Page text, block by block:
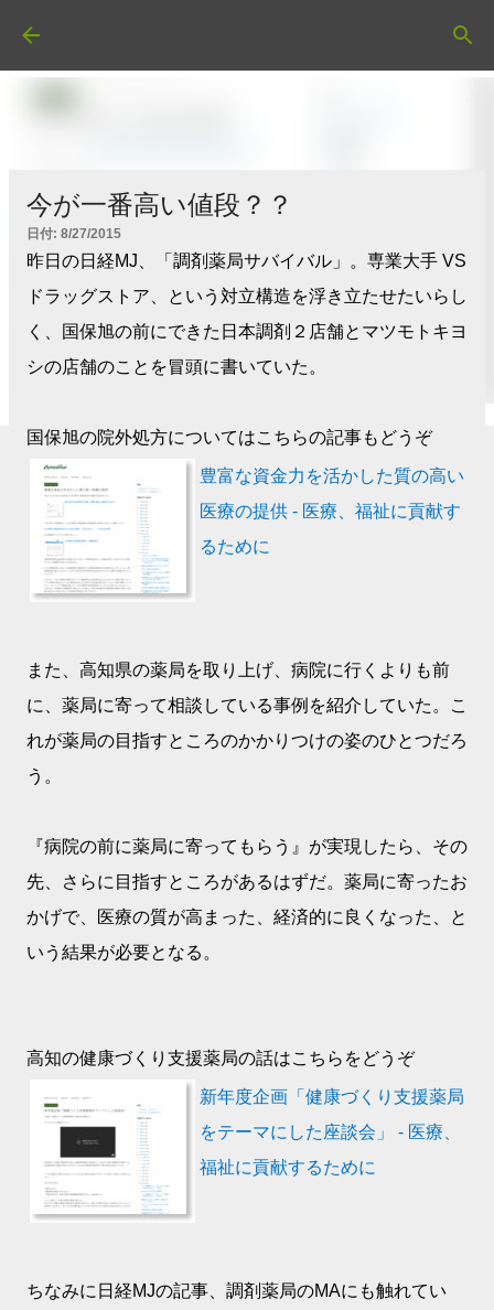
今が一番高い値段？？
日付: 8/27/2015
昨日の日経MJ、「調剤薬局サバイバル」。専業大手 VS
ドラッグストア、という対立構造を浮き立たせたいらし
く、国保旭の前にできた日本調剤２店舗とマツモトキヨ
シの店舗のことを冒頭に書いていた。
国保旭の院外処方についてはこちらの記事もどうぞ
豊富な資金力を活かした質の高い
医療の提供 - 医療、福祉に貢献す
るために
また、高知県の薬局を取り上げ、病院に行くよりも前
に、薬局に寄って相談している事例を紹介していた。こ
れが薬局の目指すところのかかりつけの姿のひとつだろ
う。
『病院の前に薬局に寄ってもらう』が実現したら、その
先、さらに目指すところがあるはずだ。薬局に寄ったお
かげで、医療の質が高まった、経済的に良くなった、と
いう結果が必要となる。
高知の健康づくり支援薬局の話はこちらをどうぞ
新年度企画「健康づくり支援薬局
をテーマにした座談会」 - 医療、
福祉に貢献するために
ちなみに日経MJの記事、調剤薬局のMAにも触れてい